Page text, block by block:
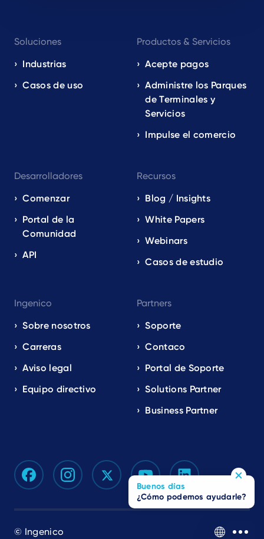
navigation
EN
Soluciones
Industrias
Casos de uso
Productos & Servicios
Acepte pagos
Administre los Parques
de Terminales y
Servicios
Impulse el comercio
Desarrolladores
Comenzar
Portal de la
Comunidad
API
Recursos
Blog / Insights
White Papers
Webinars
Casos de estudio
Ingenico
Sobre nosotros
Carreras
Aviso legal
Equipo directivo
Partners
Soporte
Contaco
Portal de Soporte
Solutions Partner
Business Partner
© Ingenico ES
Buenos días
¿Cómo podemos ayudarle?